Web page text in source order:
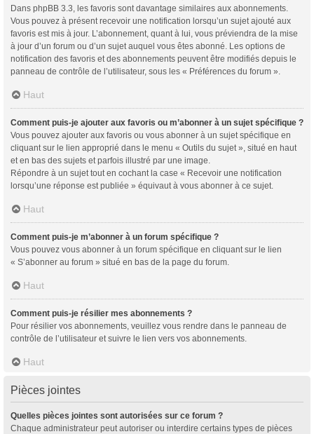
Dans phpBB 3.3, les favoris sont davantage similaires aux abonnements.
Vous pouvez à présent recevoir une notification lorsqu’un sujet ajouté aux
favoris est mis à jour. L’abonnement, quant à lui, vous préviendra de la mise
à jour d’un forum ou d’un sujet auquel vous êtes abonné. Les options de
notification des favoris et des abonnements peuvent être modifiés depuis le
panneau de contrôle de l’utilisateur, sous les « Préférences du forum ».
Haut
Comment puis-je ajouter aux favoris ou m’abonner à un sujet spécifique ?
Vous pouvez ajouter aux favoris ou vous abonner à un sujet spécifique en
cliquant sur le lien approprié dans le menu « Outils du sujet », situé en haut
et en bas des sujets et parfois illustré par une image.
Répondre à un sujet tout en cochant la case « Recevoir une notification
lorsqu’une réponse est publiée » équivaut à vous abonner à ce sujet.
Haut
Comment puis-je m’abonner à un forum spécifique ?
Vous pouvez vous abonner à un forum spécifique en cliquant sur le lien
« S’abonner au forum » situé en bas de la page du forum.
Haut
Comment puis-je résilier mes abonnements ?
Pour résilier vos abonnements, veuillez vous rendre dans le panneau de
contrôle de l’utilisateur et suivre le lien vers vos abonnements.
Haut
Pièces jointes
Quelles pièces jointes sont autorisées sur ce forum ?
Chaque administrateur peut autoriser ou interdire certains types de pièces